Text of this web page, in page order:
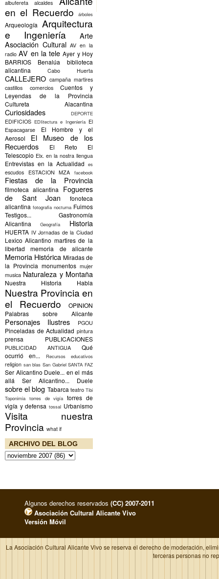
albufereta alcaldes
en el Recuerdo
árboles
Arqueología Arquitectura
e Ingeniería
Arte
Asociación Cultural AV en la
radio AV en la tele Ayer y Hoy
BARRIOS
Benalúa
biblioteca
alicantina
Cabo Huerta
CALLEJERO campaña martires
castillos
comercios
Cuentos y
Leyendas de la Provincia
Cultureta Alacantina
Curiosidades DEPORTE
EDIFICIOS EDIitectura e Ingeniería El
Espacagarse
El Hombre y el
Aerosol
El Museo de los
Recuerdos
El Reto
El
Telescopio Elx. en la nostra llengua
Entrevistas en la Actualidad es
escudos ESTACION MZA facebook
Fiestas de la Provincia
filmoteca alicantina
Fogueres
de Sant Joan
fonoteca
alicantina fotografia nocturna Fuimos
Testigos...
Gastronomía
Alicantina
Geografía Historia
HUERTA IV Jornadas de la Ciudad
Lexico Alicantino martires de la
libertad
memoria de alicante
Memoria Histórica Miradas de
la Provincia monumentos mujer
musica Naturaleza y Montaña
Nuestra Historia Habla
Nuestra Provincia en
el Recuerdo
OPINION
Palabras sobre Alicante
Personajes Ilustres PGOU
Pinceladas de Actualidad pintura
prensa PUBLICACIONES
PUBLICIDAD ANTIGUA
Qué
ocurrió en...
Recursos educativos
religion san blas San Gabriel SANTA FAZ
Ser Alicantino Duele... en el más
allá
Ser Alicantino... Duele
sobre el blog Tabarca teatro Tibi
Toponimia torres de vigía torres de
vigía y defensa tossal Urbanismo
Visita nuestra
Provincia what if
ARCHIVO DEL BLOG
Algunos derechos reservados (CC) 2007-2011
Asociación Cultural Alicante Vivo
Versión Móvil
La Asociación Cultural Alicante Vivo se reserva el derecho de moderación,
terceras personas no